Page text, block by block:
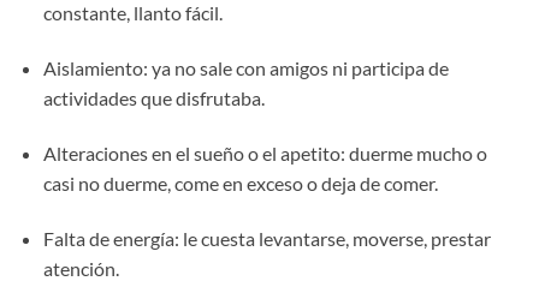
constante, llanto fácil.
Aislamiento: ya no sale con amigos ni participa de
actividades que disfrutaba.
Alteraciones en el sueño o el apetito: duerme mucho o
casi no duerme, come en exceso o deja de comer.
Falta de energía: le cuesta levantarse, moverse, prestar
atención.